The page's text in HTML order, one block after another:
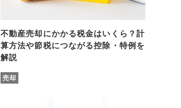
不動産売却にかかる税金はいくら？計
算方法や節税につながる控除・特例を
解説
売却